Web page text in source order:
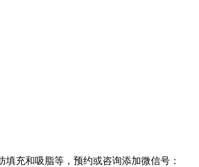
充和吸脂等，预约或咨询添加微信号：